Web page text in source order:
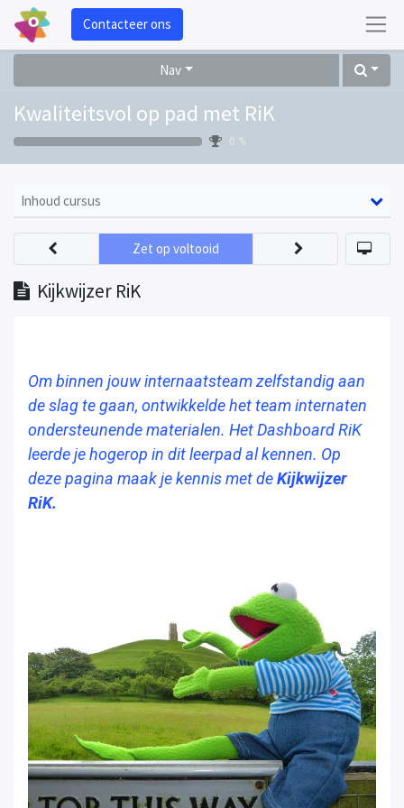
Contacteer ons
Nav
Kwaliteitsvol op pad met RiK
0 %
Inhoud cursus
Kijkwijzer RiK
Zet op voltooid
Om binnen jouw internaatsteam zelfstandig aan
de slag te gaan, ontwikkelde het team internaten
ondersteunende materialen. Het Dashboard RiK
leerde je hogerop in dit leerpad al kennen. Op
deze pagina maak je kennis met deKijkwijzer
RiK.